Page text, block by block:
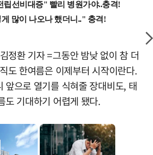
정환 기자 =그동안 밤낮 없이 참 더
도 한여름은 이제부터 시작이란다.
앞으로 열기를 식혀줄 장대비도, 태
도 기대하기 어렵게 됐다.